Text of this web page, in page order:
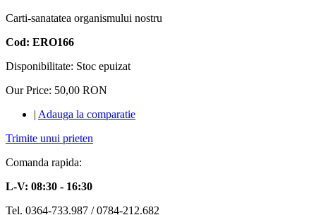
Carti-sanatatea organismului nostru
Cod: ERO166
Disponibilitate: Stoc epuizat
Our Price: 50,00 RON
| Adauga la comparatie
Trimite unui prieten
Comanda rapida:
L-V: 08:30 - 16:30
Tel. 0364-733.987 / 0784-212.682